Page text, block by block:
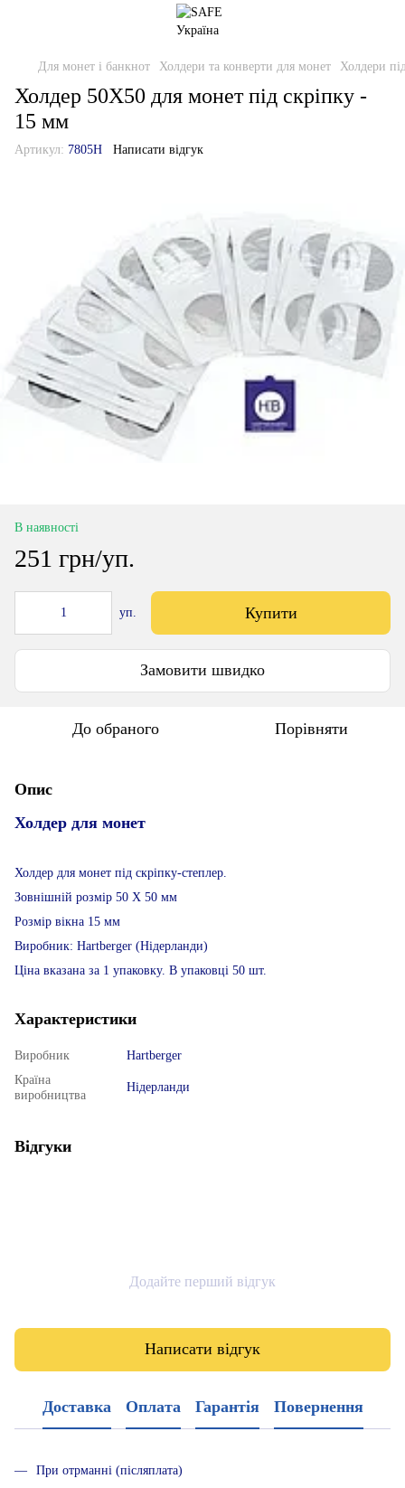
Для монет і банкнот Холдери та конверти для монет Холдери
Холдер 50Х50 для монет під скріпку -
15 мм
Артикул: 7805H Написати відгук
В наявності
251 грн/уп.
уп. Купити
Замовити швидко
До обраного Порівняти
Опис
Холдер для монет
Холдер для монет під скріпку-степлер.
Зовнішній розмір 50 Х 50 мм
Розмір вікна 15 мм
Виробник: Hartberger (Нідерланди)
Ціна вказана за 1 упаковку. В упаковці 50 шт.
Характеристики
Виробник
Hartberger
Країна
виробництва
Нідерланди
Відгуки
Додайте перший відгук
Написати відгук
Доставка Оплата Гарантія Повернення
При отрманні (післяплата)